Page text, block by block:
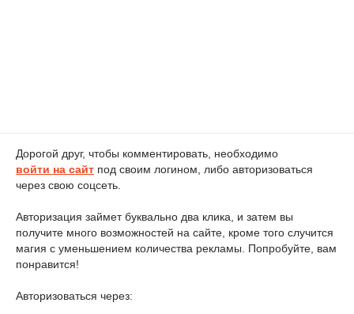
Дорогой друг, чтобы комментировать, необходимо
войти на сайт под своим логином, либо авторизоваться
через свою соцсеть.
Авторизация займет буквально два клика, и затем вы
получите много возможностей на сайте, кроме того случится
магия с уменьшением количества рекламы. Попробуйте, вам
понравится!
Авторизоваться через: